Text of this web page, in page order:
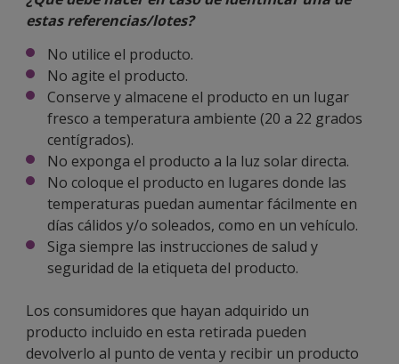
estas referencias/lotes?
No utilice el producto.
No agite el producto.
Conserve y almacene el producto en un lugar
fresco a temperatura ambiente (20 a 22 grados
centígrados).
No exponga el producto a la luz solar directa.
No coloque el producto en lugares donde las
temperaturas puedan aumentar fácilmente en
días cálidos y/o soleados, como en un vehículo.
Siga siempre las instrucciones de salud y
seguridad de la etiqueta del producto.
Los consumidores que hayan adquirido un
producto incluido en esta retirada pueden
devolverlo al punto de venta y recibir un producto